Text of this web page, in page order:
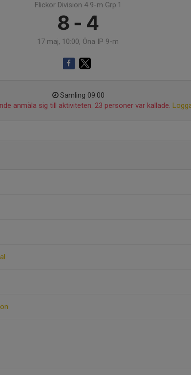
Flickor Division 4 9-m Grp.1
8 - 4
17 maj, 10:00, Öna IP 9-m
Samling 09:00
anmäla sig till aktiviteten. 23 personer var kallade.